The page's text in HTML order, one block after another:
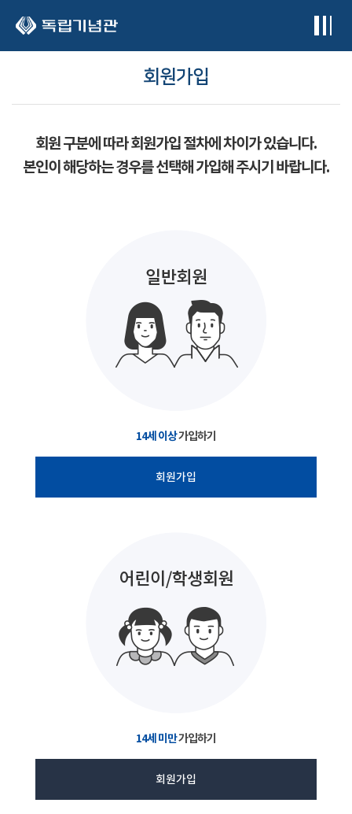
회원가입
회원 구분에 따라 회원가입 절차에 차이가 있습니다.
본인이 해당하는 경우를 선택해 가입해 주시기 바랍니다.
14세 이상가입하기
회원가입
14세 미만가입하기
회원가입